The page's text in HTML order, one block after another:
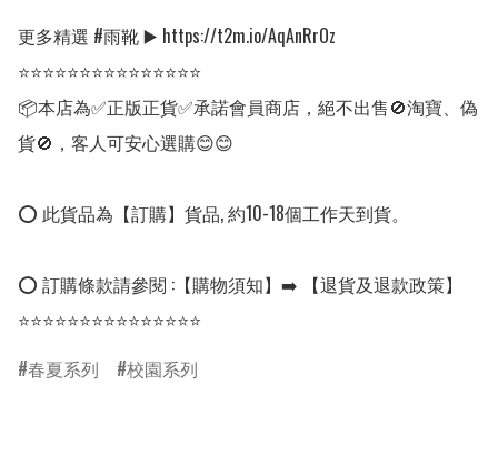
更多精選 #雨靴 ▶️ https://t2m.io/AqAnRrOz
⭐⭐⭐⭐⭐⭐⭐⭐⭐⭐⭐⭐⭐⭐⭐
📦本店為✅正版正貨✅承諾會員商店，絕不出售🚫淘寶、偽
貨🚫，客人可安心選購😊😊
⭕ 此貨品為【訂購】貨品, 約10-18個工作天到貨。
⭕ 訂購條款請參閱 :【購物須知】➡️ 【退貨及退款政策】
春夏系列
校園系列